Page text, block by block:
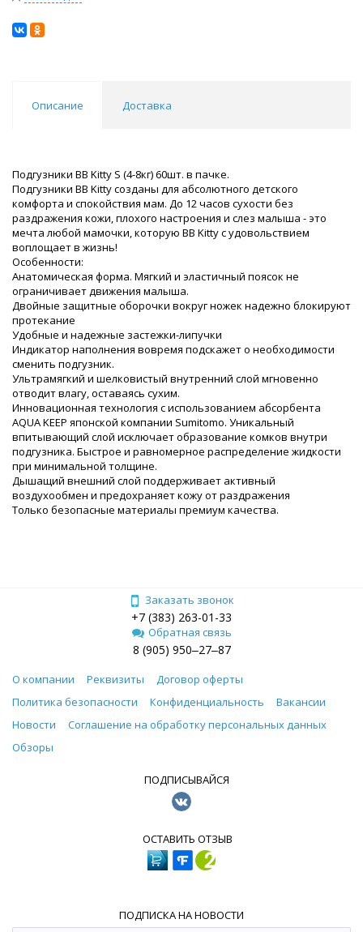
Описание Доставка
Подгузники BB Kitty S (4-8кг) 60шт. в пачке.
Подгузники BB Kitty созданы для абсолютного детского
комфорта и спокойствия мам. До 12 часов сухости без
раздражения кожи, плохого настроения и слез малыша - это
мечта любой мамочки, которую BB Kitty с удовольствием
воплощает в жизнь!
Особенности:
Анатомическая форма. Мягкий и эластичный поясок не
ограничивает движения малыша.
Двойные защитные оборочки вокруг ножек надежно блокируют
протекание
Удобные и надежные застежки-липучки
Индикатор наполнения вовремя подскажет о необходимости
сменить подгузник.
Ультрамягкий и шелковистый внутренний слой мгновенно
отводит влагу, оставаясь сухим.
Инновационная технология с использованием абсорбента
AQUA KEEP японской компании Sumitomo. Уникальный
впитывающий слой исключает образование комков внутри
подгузника. Быстрое и равномерное распределение жидкости
при минимальной толщине.
Дышащий внешний слой поддерживает активный
воздухообмен и предохраняет кожу от раздражения
Только безопасные материалы премиум качества.
Заказать звонок
+7 (383) 263-01-33
Обратная связь
8 (905) 950‒27‒87
О компании Реквизиты
Договор оферты
Политика безопасности
Конфиденциальность
Вакансии
Новости
Соглашение на обработку персональных данных
Обзоры
ПОДПИСЫВАЙСЯ
ОСТАВИТЬ ОТЗЫВ
ПОДПИСКА НА НОВОСТИ